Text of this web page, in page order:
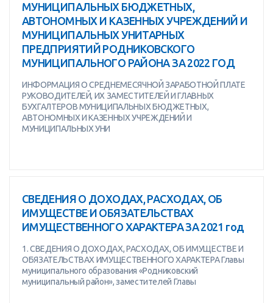
МУНИЦИПАЛЬНЫХ БЮДЖЕТНЫХ,
АВТОНОМНЫХ И КАЗЕННЫХ УЧРЕЖДЕНИЙ И
МУНИЦИПАЛЬНЫХ УНИТАРНЫХ
ПРЕДПРИЯТИЙ РОДНИКОВСКОГО
МУНИЦИПАЛЬНОГО РАЙОНА ЗА 2022 ГОД
ИНФОРМАЦИЯ О СРЕДНЕМЕСЯЧНОЙ ЗАРАБОТНОЙ ПЛАТЕ
РУКОВОДИТЕЛЕЙ, ИХ ЗАМЕСТИТЕЛЕЙ И ГЛАВНЫХ
БУХГАЛТЕРОВ МУНИЦИПАЛЬНЫХ БЮДЖЕТНЫХ,
АВТОНОМНЫХ И КАЗЕННЫХ УЧРЕЖДЕНИЙ И
МУНИЦИПАЛЬНЫХ УНИ
СВЕДЕНИЯ О ДОХОДАХ, РАСХОДАХ, ОБ
ИМУЩЕСТВЕ И ОБЯЗАТЕЛЬСТВАХ
ИМУЩЕСТВЕННОГО ХАРАКТЕРА ЗА 2021 год
1. СВЕДЕНИЯ О ДОХОДАХ, РАСХОДАХ, ОБ ИМУЩЕСТВЕ И
ОБЯЗАТЕЛЬСТВАХ ИМУЩЕСТВЕННОГО ХАРАКТЕРА Главы
муниципального образования «Родниковский
муниципальный район», заместителей Главы